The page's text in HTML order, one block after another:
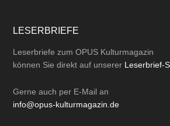
LESERBRIEFE
Leserbriefe zum OPUS Kulturmagazin
können Sie direkt auf unserer Leserbrief-
Gerne auch per E-Mail an
info@opus-kulturmagazin.de